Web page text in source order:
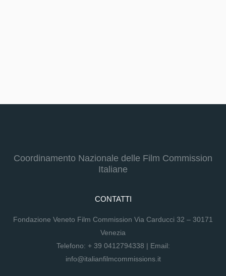
Coordinamento Nazionale delle Film Commission
Italiane
CONTATTI
Fondazione Veneto Film Commission Via Carducci 32 – 30171
Venezia
Telefono: + 39 0412794338 | Email:
info@italianfilmcommissions.it